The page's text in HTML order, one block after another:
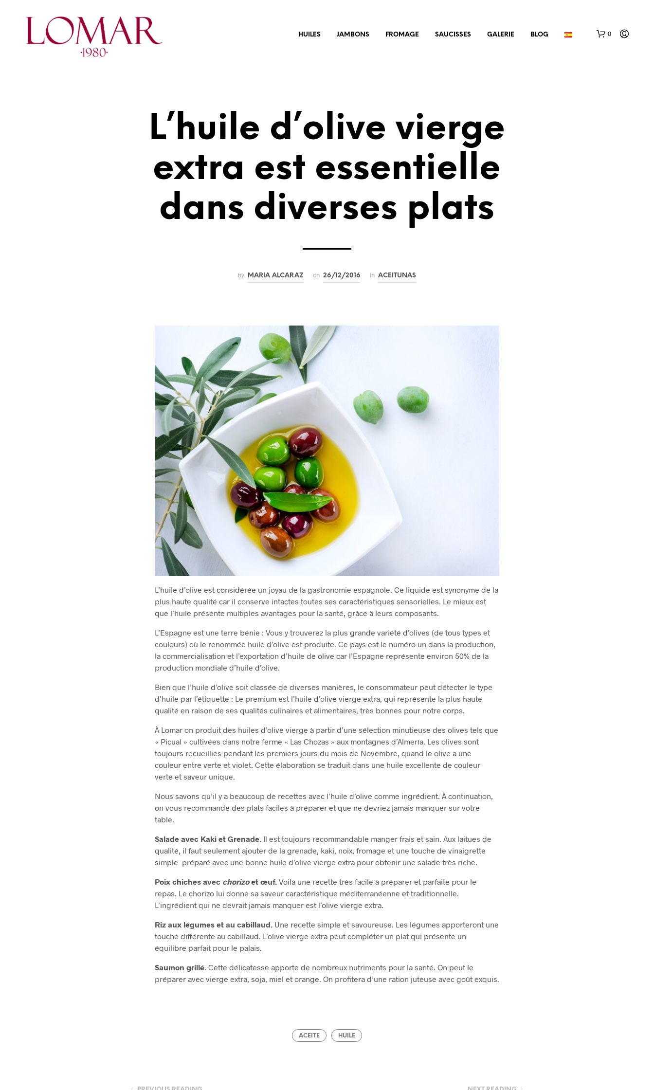
HUILES JAMBONS FROMAGE SAUCISSES GALERIE BLOG 0
L’huile d’olive vierge
extra est essentielle
dans diverses plats
by MARIA ALCARAZ on 26/12/2016 in ACEITUNAS
L’huile d’olive est considérée un joyau de la gastronomie espagnole. Ce liquide est synonyme de la
plus haute qualité car il conserve intactes toutes ses caractéristiques sensorielles. Le mieux est
que l’huile présente multiples avantages pour la santé, grâce à leurs composants.
L’Espagne est une terre bénie : Vous y trouverez la plus grande variété d’olives (de tous types et
couleurs) où le renommée huile d’olive est produite. Ce pays est le numéro un dans la production,
la commercialisation et l’exportation d’huile de olive car l’Espagne représente environ 50% de la
production mondiale d’huile d’olive.
Bien que l’huile d’olive soit classée de diverses manières, le consommateur peut détecter le type
d’huile par l’étiquette : Le premium est l’huile d’olive vierge extra, qui représente la plus haute
qualité en raison de ses qualités culinaires et alimentaires, très bonnes pour notre corps.
À Lomar on produit des huiles d’olive vierge à partir d’une sélection minutieuse des olives tels que
« Picual » cultivées dans notre ferme « Las Chozas » aux montagnes d’Almería. Les olives sont
toujours recueillies pendant les premiers jours du mois de Novembre, quand le olive a une
couleur entre verte et violet. Cette élaboration se traduit dans une huile excellente de couleur
verte et saveur unique.
Nous savons qu’il y a beaucoup de recettes avec l’huile d’olive comme ingrédient. À continuation,
on vous recommande des plats faciles à préparer et que ne devriez jamais manquer sur votre
table.
Salade avec Kaki et Grenade. Il est toujours recommandable manger frais et sain. Aux laitues de
qualité, il faut seulement ajouter de la grenade, kaki, noix, fromage et une touche de vinaigrette
simple préparé avec une bonne huile d’olive vierge extra pour obtenir une salade très riche.
Poix chiches avec chorizoet œuf. Voilà une recette très facile à préparer et parfaite pour le
repas. Le chorizo lui donne sa saveur caractéristique méditerranéenne et traditionnelle.
L’ingrédient qui ne devrait jamais manquer est l’olive vierge extra.
Riz aux légumes et au cabillaud. Une recette simple et savoureuse. Les légumes apporteront une
touche différente au cabillaud. L’olive vierge extra peut compléter un plat qui présente un
équilibre parfait pour le palais.
Saumon grillé. Cette délicatesse apporte de nombreux nutriments pour la santé. On peut le
préparer avec vierge extra, soja, miel et orange. On profitera d’une ration juteuse avec goût exquis.
ACEITE HUILE